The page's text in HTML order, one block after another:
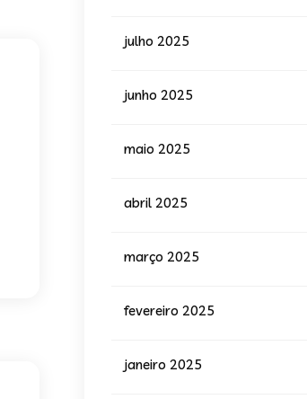
julho 2025
junho 2025
maio 2025
abril 2025
março 2025
fevereiro 2025
janeiro 2025